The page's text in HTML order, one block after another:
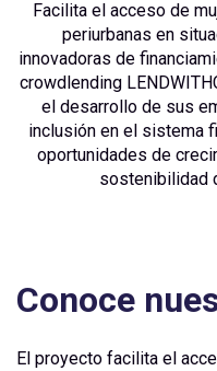
Facilita el acceso de
periurbanas en
innovadoras de
crowdlending
el desarrollo de sus
inclusión en el sistema
oportunidades de
sostenibilidad
Conoce
El proyecto facilita el